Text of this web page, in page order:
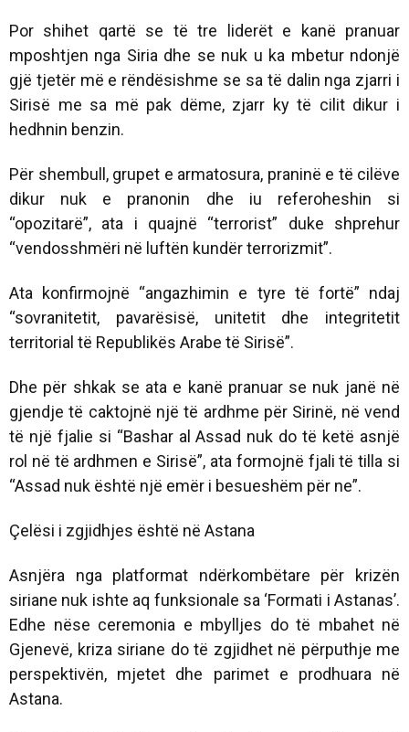
Por shihet qartë se të tre liderët e kanë pranuar
mposhtjen nga Siria dhe se nuk u ka mbetur ndonjë
gjë tjetër më e rëndësishme se sa të dalin nga zjarri i
Sirisë me sa më pak dëme, zjarr ky të cilit dikur i
hedhnin benzin.
Për shembull, grupet e armatosura, praninë e të cilëve
dikur nuk e pranonin dhe iu referoheshin si
“opozitarë”, ata i quajnë “terrorist” duke shprehur
“vendosshmëri në luftën kundër terrorizmit”.
Ata konfirmojnë “angazhimin e tyre të fortë” ndaj
“sovranitetit, pavarësisë, unitetit dhe integritetit
territorial të Republikës Arabe të Sirisë”.
Dhe për shkak se ata e kanë pranuar se nuk janë në
gjendje të caktojnë një të ardhme për Sirinë, në vend
të një fjalie si “Bashar al Assad nuk do të ketë asnjë
rol në të ardhmen e Sirisë”, ata formojnë fjali të tilla si
“Assad nuk është një emër i besueshëm për ne”.
Çelësi i zgjidhjes është në Astana
Asnjëra nga platformat ndërkombëtare për krizën
siriane nuk ishte aq funksionale sa ‘Formati i Astanas’.
Edhe nëse ceremonia e mbylljes do të mbahet në
Gjenevë, kriza siriane do të zgjidhet në përputhje me
perspektivën, mjetet dhe parimet e prodhuara në
Astana.